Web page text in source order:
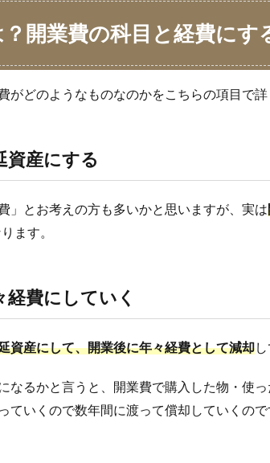
開業費の科目と経費にす
がどのようなものなのかをこちらの項目で詳
資産にする
」とお考えの方も多いかと思いますが、実は
ます。
経費にしていく
資産にして、開業後に年々経費として減却
なるかと言うと、開業費で購入した物・使
ていくので数年間に渡って償却していくので